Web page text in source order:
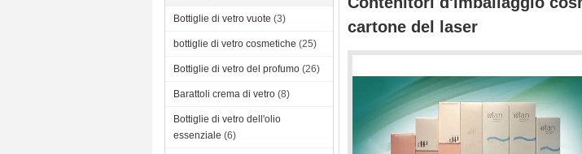
Bottiglie di vetro vuote (3)
bottiglie di vetro cosmetiche (25)
Bottiglie di vetro del profumo (26)
Barattoli crema di vetro (8)
Bottiglie di vetro dell'olio
essenziale (6)
cartone del laser